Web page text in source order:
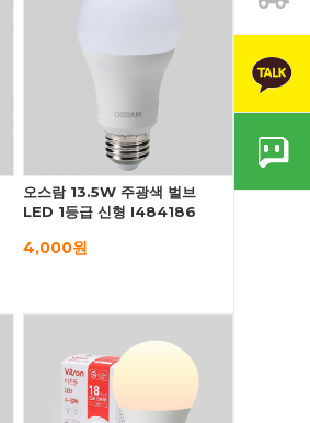
오스람 13.5W 주광색 벌브
LED 1등급 신형 I484186
4,000원